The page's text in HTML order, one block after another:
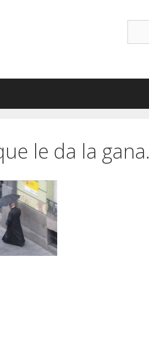
le da la gana.